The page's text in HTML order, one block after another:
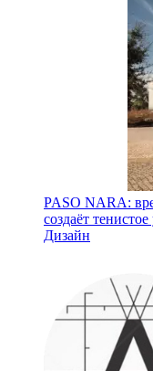
PASO NARA:
создаёт
Дизайн